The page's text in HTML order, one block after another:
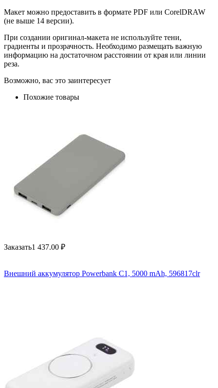
Макет можно предоставить в формате PDF или CorelDRAW
(не выше 14 версии).
При создании оригинал-макета не используйте тени,
градиенты и прозрачность. Необходимо размещать важную
информацию на достаточном расстоянии от края или линии
реза.
Возможно, вас это заинтересует
Похожие товары
Заказать1 437.00 ₽
Внешний аккумулятор Powerbank C1, 5000 mAh, 596817clr